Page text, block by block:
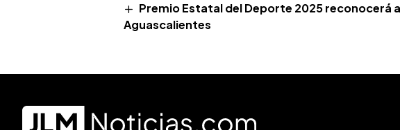
Premio Estatal del Deporte 2025 reconocerá
Aguascalientes